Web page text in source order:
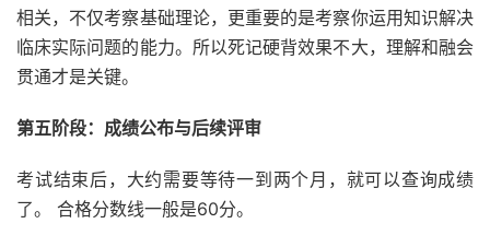
相关，不仅考察基础理论，更重要的是考察你运用知识解决
临床实际问题的能力。所以死记硬背效果不大，理解和融会
贯通才是关键。
第五阶段：成绩公布与后续评审
考试结束后，大约需要等待一到两个月，就可以查询成绩
了。 合格分数线一般是60分。